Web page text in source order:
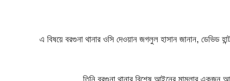
এ বিষয়ে বরগুনা থানার ওসি দেওয়ান জগলুল হাসান জানান, ডেভিড